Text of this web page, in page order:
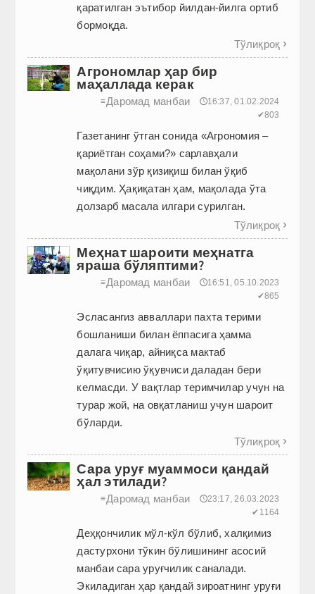
қаратилган эътибор йилдан-йилга ортиб
бормоқда.
Тўлиқроқ 
Агрономлар ҳар бир
маҳаллада керак
≡Даромад манбаи
🕔16:37, 01.02.2024
✔803
Газетанинг ўтган сонида «Агрономия –
қариётган соҳами?» сарлавҳали
мақолани зўр қизиқиш билан ўқиб
чиқдим. Ҳақиқатан ҳам, мақолада ўта
долзарб масала илгари сурилган.
Тўлиқроқ 
Меҳнат шароити меҳнатга
яраша бўляптими?
≡Даромад манбаи
🕔16:51, 05.10.2023
✔865
Эсласангиз авваллари пахта терими
бошланиши билан ёппасига ҳамма
далага чиқар, айниқса мактаб
ўқитувчисию ўқувчиси даладан бери
келмасди. У вақтлар теримчилар учун на
турар жой, на овқатланиш учун шароит
бўларди.
Тўлиқроқ 
Сара уруғ муаммоси қандай
ҳал этилади?
≡Даромад манбаи
🕔23:17, 26.03.2023
✔1164
Деҳқончилик мўл-кўл бўлиб, халқимиз
дастурхони тўкин бўлишининг асосий
манбаи сара уруғчилик саналади.
Экиладиган ҳар қандай зироатнинг уруғи